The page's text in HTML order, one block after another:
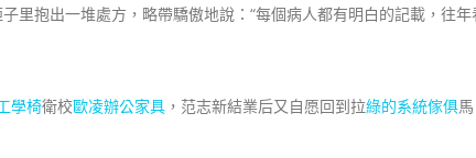
里抱出一堆處方，略帶驕傲地說：“每個病人都有明白的記載，往年
學椅衛校歐凌辦公家具 ，范志新結業后又自愿回到拉綠的系統傢俱馬